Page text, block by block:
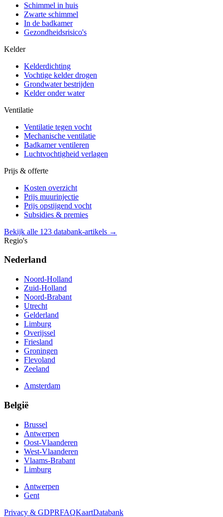
Schimmel in huis
Zwarte schimmel
In de badkamer
Gezondheidsrisico's
Kelder
Kelderdichting
Vochtige kelder drogen
Grondwater bestrijden
Kelder onder water
Ventilatie
Ventilatie tegen vocht
Mechanische ventilatie
Badkamer ventileren
Luchtvochtigheid verlagen
Prijs & offerte
Kosten overzicht
Prijs muurinjectie
Prijs opstijgend vocht
Subsidies & premies
Bekijk alle 123 databank-artikels →
Regio's
Nederland
Noord-Holland
Zuid-Holland
Noord-Brabant
Utrecht
Gelderland
Limburg
Overijssel
Friesland
Groningen
Flevoland
Zeeland
Amsterdam
België
Brussel
Antwerpen
Oost-Vlaanderen
West-Vlaanderen
Vlaams-Brabant
Limburg
Antwerpen
Gent
Privacy & GDPRFAQKaartDatabank